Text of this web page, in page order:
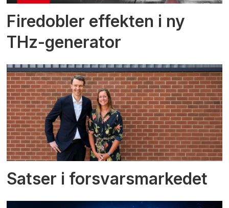
Firedobler effekten i ny
THz-generator
Satser i forsvarsmarkedet